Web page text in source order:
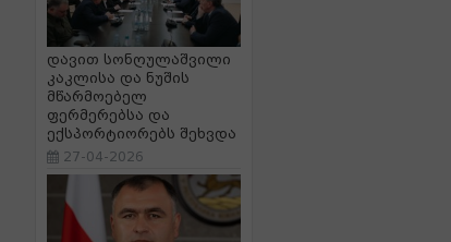
დავით სონღულაშვილი
კაკლისა და ნუშის
მწარმოებელ
ფერმერებსა და
ექსპორტიორებს შეხვდა
27-04-2026